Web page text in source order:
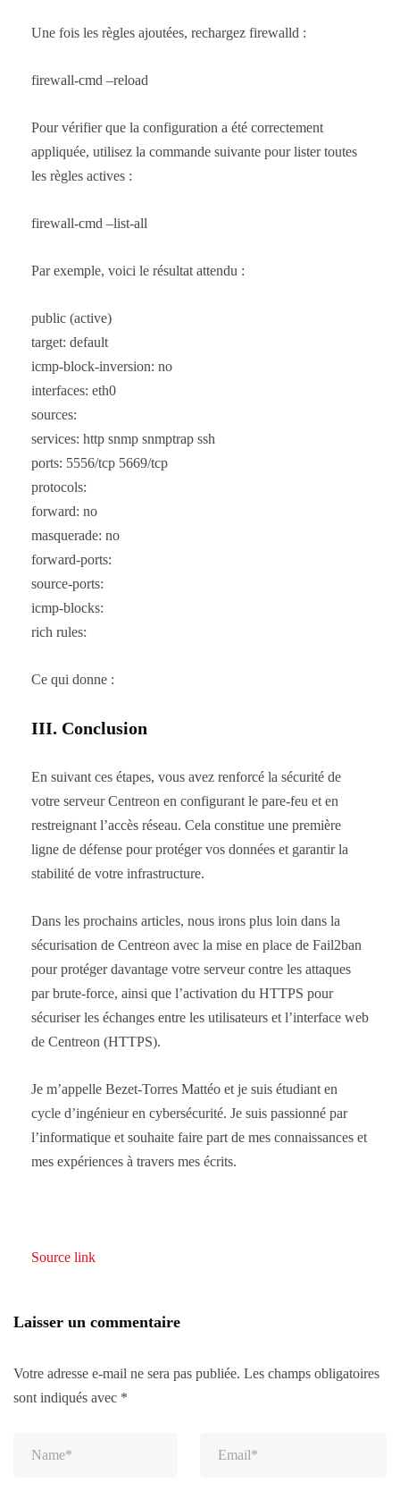
Une fois les règles ajoutées, rechargez firewalld :
firewall-cmd –reload
Pour vérifier que la configuration a été correctement
appliquée, utilisez la commande suivante pour lister toutes
les règles actives :
firewall-cmd –list-all
Par exemple, voici le résultat attendu :
public (active)
target: default
icmp-block-inversion: no
interfaces: eth0
sources:
services: http snmp snmptrap ssh
ports: 5556/tcp 5669/tcp
protocols:
forward: no
masquerade: no
forward-ports:
source-ports:
icmp-blocks:
rich rules:
Ce qui donne :
III. Conclusion
En suivant ces étapes, vous avez renforcé la sécurité de
votre serveur Centreon en configurant le pare-feu et en
restreignant l’accès réseau. Cela constitue une première
ligne de défense pour protéger vos données et garantir la
stabilité de votre infrastructure.
Dans les prochains articles, nous irons plus loin dans la
sécurisation de Centreon avec la mise en place de Fail2ban
pour protéger davantage votre serveur contre les attaques
par brute-force, ainsi que l’activation du HTTPS pour
sécuriser les échanges entre les utilisateurs et l’interface web
de Centreon (HTTPS).
Je m’appelle Bezet-Torres Mattéo et je suis étudiant en
cycle d’ingénieur en cybersécurité. Je suis passionné par
l’informatique et souhaite faire part de mes connaissances et
mes expériences à travers mes écrits.
Source link
Laisser un commentaire
Votre adresse e-mail ne sera pas publiée. Les champs obligatoires
sont indiqués avec *